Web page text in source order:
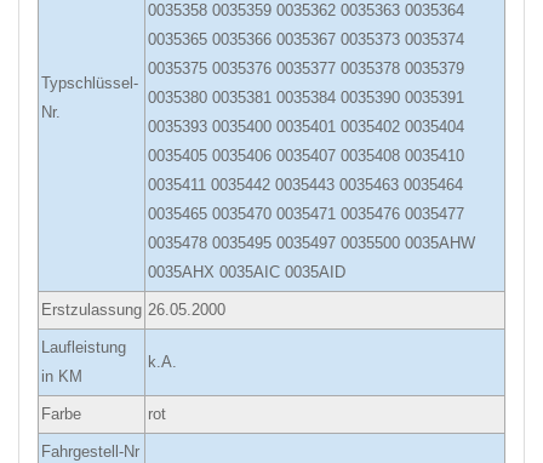
Typschlüssel-
Nr.
0035358 0035359 0035362 0035363 0035364
0035365 0035366 0035367 0035373 0035374
0035375 0035376 0035377 0035378 0035379
0035380 0035381 0035384 0035390 0035391
0035393 0035400 0035401 0035402 0035404
0035405 0035406 0035407 0035408 0035410
0035411 0035442 0035443 0035463 0035464
0035465 0035470 0035471 0035476 0035477
0035478 0035495 0035497 0035500 0035AHW
0035AHX 0035AIC 0035AID
Erstzulassung 26.05.2000
Laufleistung
in KM
k.A.
Farbe rot
Fahrgestell-Nr